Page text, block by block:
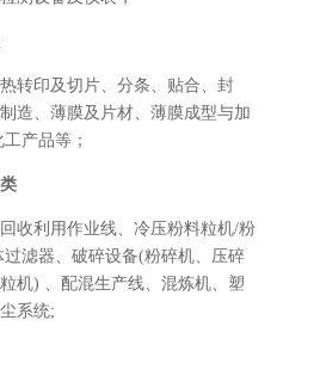
转印及切片、分条、贴合、封
造、薄膜及片材、薄膜成型与加
产品等；
收利用作业线、冷压粉料粒机/粉
滤器、破碎设备(粉碎机、压碎
机) 、配混生产线、混炼机、塑
系统;